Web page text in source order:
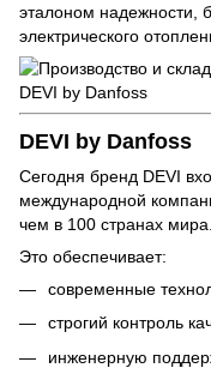
эталоном надежности,
электрического
DEVI by Danfoss
Сегодня бренд DEVI
международной
чем в 100 странах мира.
Это обеспечивает:
современные
строгий контроль
инженерную